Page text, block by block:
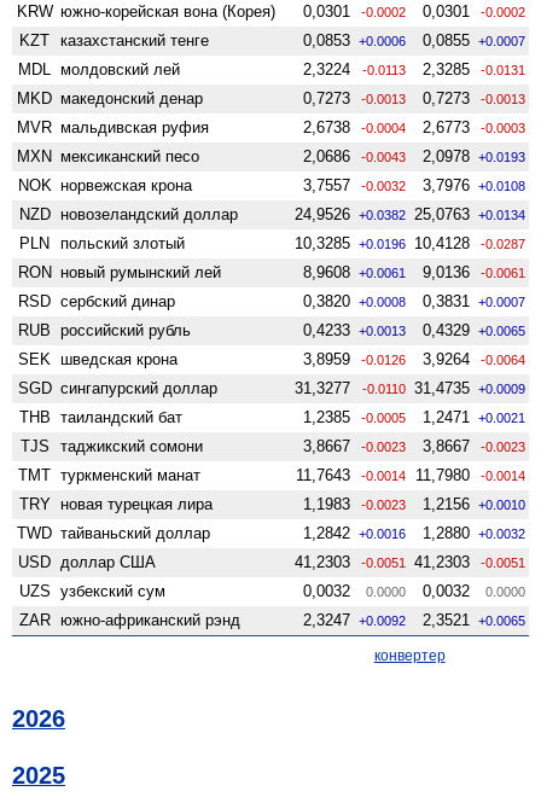
KRW южно-корейская вона (Корея) 0,0301 -0.0002 0,0301 -0.0002
KZT казахстанский тенге 0,0853 +0.0006 0,0855 +0.0007
MDL молдовский лей 2,3224 -0.0113 2,3285 -0.0131
MKD македонский денар 0,7273 -0.0013 0,7273 -0.0013
MVR мальдивская руфия 2,6738 -0.0004 2,6773 -0.0003
MXN мексиканский песо 2,0686 -0.0043 2,0978 +0.0193
NOK норвежская крона 3,7557 -0.0032 3,7976 +0.0108
NZD ново­зеландский доллар 24,9526 +0.0382 25,0763 +0.0134
PLN польский злотый 10,3285 +0.0196 10,4128 -0.0287
RON новый румынский лей 8,9608 +0.0061 9,0136 -0.0061
RSD сербский динар 0,3820 +0.0008 0,3831 +0.0007
RUB российский рубль 0,4233 +0.0013 0,4329 +0.0065
SEK шведская крона 3,8959 -0.0126 3,9264 -0.0064
SGD сингапурский доллар 31,3277 -0.0110 31,4735 +0.0009
THB таиландский бат 1,2385 -0.0005 1,2471 +0.0021
TJS таджикский сомони 3,8667 -0.0023 3,8667 -0.0023
TMT туркменский манат 11,7643 -0.0014 11,7980 -0.0014
TRY новая турецкая лира 1,1983 -0.0023 1,2156 +0.0010
TWD тайваньский доллар 1,2842 +0.0016 1,2880 +0.0032
USD доллар США 41,2303 -0.0051 41,2303 -0.0051
UZS узбекский сум 0,0032 0.0000 0,0032 0.0000
ZAR южно-африканский рэнд 2,3247 +0.0092 2,3521 +0.0065
конвертер
2026
2025